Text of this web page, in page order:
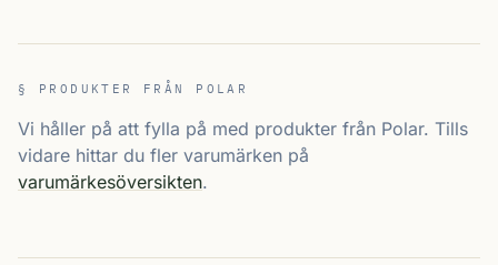
§ PRODUKTER FRÅN POLAR
Vi håller på att fylla på med produkter från Polar. Tills
vidare hittar du fler varumärken på
varumärkesöversikten.